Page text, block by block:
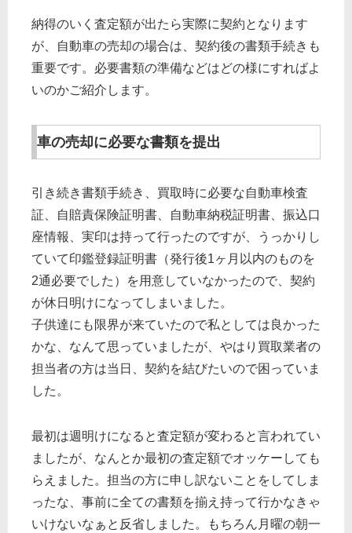
納得のいく査定額が出たら実際に契約となります
が、自動車の売却の場合は、契約後の書類手続きも
重要です。必要書類の準備などはどの様にすればよ
いのかご紹介します。
車の売却に必要な書類を提出
引き続き書類手続き、買取時に必要な自動車検査
証、自賠責保険証明書、自動車納税証明書、振込口
座情報、実印は持って行ったのですが、うっかりし
ていて印鑑登録証明書（発行後1ヶ月以内のものを
2通必要でした）を用意していなかったので、契約
が休日明けになってしまいました。
子供達にも限界が来ていたので私としては良かった
かな、なんて思っていましたが、やはり買取業者の
担当者の方は当日、契約を結びたいので困っていま
した。
最初は週明けになると査定額が変わると言われてい
ましたが、なんとか最初の査定額でオッケーしても
らえました。担当の方に申し訳ないことをしてしま
ったな、事前に全ての書類を揃え持って行かなきゃ
いけないなぁと反省しました。もちろん月曜の朝一